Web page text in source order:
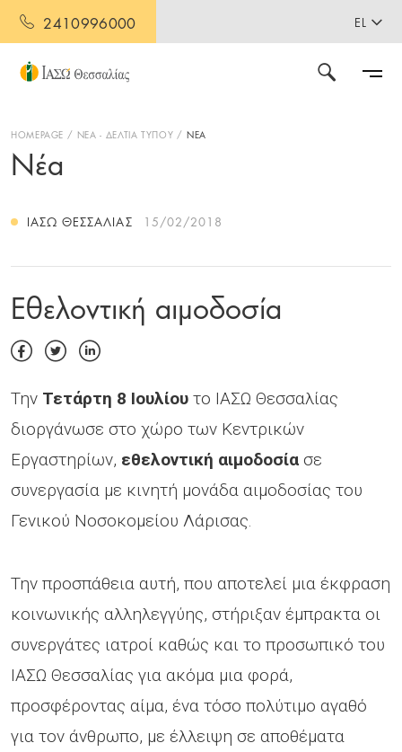
2410996000 EL
HOMEPAGE ΝΕΑ - ΔΕΛΤΙΑ ΤΥΠΟΥ ΝΕΑ
Νέα
ΙΑΣΩ ΘΕΣΣΑΛΊΑΣ 15/02/2018
Εθελοντική αιμοδοσία
Την Τετάρτη 8 Ιουλίου το ΙΑΣΩ Θεσσαλίας
διοργάνωσε στο χώρο των Κεντρικών
Εργαστηρίων, εθελοντική αιμοδοσία σε
συνεργασία με κινητή μονάδα αιμοδοσίας του
Γενικού Νοσοκομείου Λάρισας.
Την προσπάθεια αυτή, που αποτελεί μια έκφραση
κοινωνικής αλληλεγγύης, στήριξαν έμπρακτα οι
συνεργάτες ιατροί καθώς και το προσωπικό του
ΙΑΣΩ Θεσσαλίας για ακόμα μια φορά,
προσφέροντας αίμα, ένα τόσο πολύτιμο αγαθό
για τον άνθρωπο, με έλλειψη σε αποθέματα